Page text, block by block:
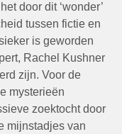
door dit ‘wonder’
tussen fictie en
is geworden
Rachel Kushner
zijn. Voor de
mysterieën
zoektocht door
mijnstadjes van